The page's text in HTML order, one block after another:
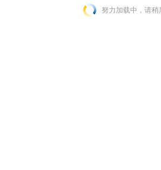
努力加载中，请稍